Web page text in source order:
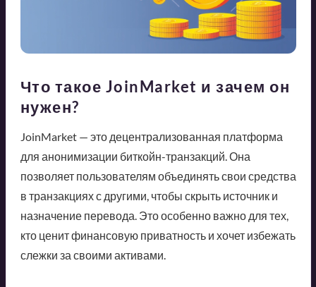
Что такое JoinMarket и зачем он
нужен?
JoinMarket — это децентрализованная платформа
для анонимизации биткойн-транзакций. Она
позволяет пользователям объединять свои средства
в транзакциях с другими, чтобы скрыть источник и
назначение перевода. Это особенно важно для тех,
кто ценит финансовую приватность и хочет избежать
слежки за своими активами.